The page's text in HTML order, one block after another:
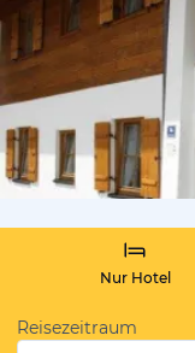
Nur Hotel
Reisezeitraum